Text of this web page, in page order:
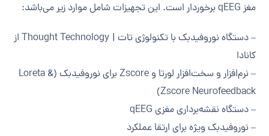
مغز qEEG برخوردار است. این تجهیزات شامل موارد زیر می‌باشد:
– دستگاه نوروفیدبک با تکنولوژی تات | Thought Technology از
کانادا
– نرم‌افزار و سخت‌افزار لورتا و Zscore برای نوروفیدبک (Loreta &
Zscore Neurofeedback)
– دستگاه نقشه‌برداری مغزی qEEG
– نوروفیدبک ویژه برای ارتقا عملکرد